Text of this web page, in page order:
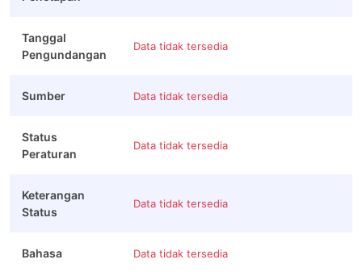
Tanggal
Pengundangan
Data tidak tersedia
Sumber Data tidak tersedia
Status
Peraturan
Data tidak tersedia
Keterangan
Status
Data tidak tersedia
Bahasa Data tidak tersedia